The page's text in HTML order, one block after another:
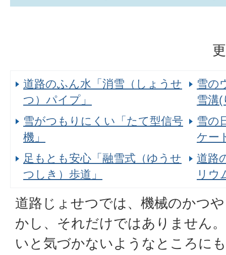
道路のふん水「消雪（しょうせ
つ）パイプ」
雪の
雪溝
雪がつもりにくい「たて型信号
機」
雪の
ケー
足もとも安心「融雪式（ゆうせ
つしき）歩道」
道路
リウ
道路じょせつでは、機械のかつ
かし、それだけではありません
いと気づかないようなところに